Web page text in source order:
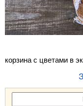
корзина с цветами в